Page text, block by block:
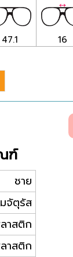
47.1 16
ฑ์
ชาย
จัตุรัส
าสติก
าสติก